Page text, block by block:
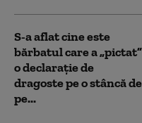
S-a aflat cine este
bărbatul care a „pictat”
o declarație de
dragoste pe o stâncă de
pe...